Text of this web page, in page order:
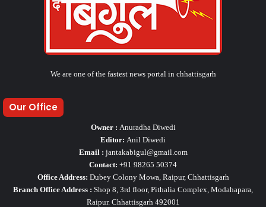
We are one of the fastest news portal in chhattisgarh
Our Office
Owner : Anuradha Diwedi
Editor: Anil Diwedi
Email : jantakabigul@gmail.com
Contact: +91 98265 50374
Office Address: Dubey Colony Mowa, Raipur, Chhattisgarh
Branch Office Address : Shop 8, 3rd floor, Pithalia Complex, Modahapara,
Raipur. Chhattisgarh 492001